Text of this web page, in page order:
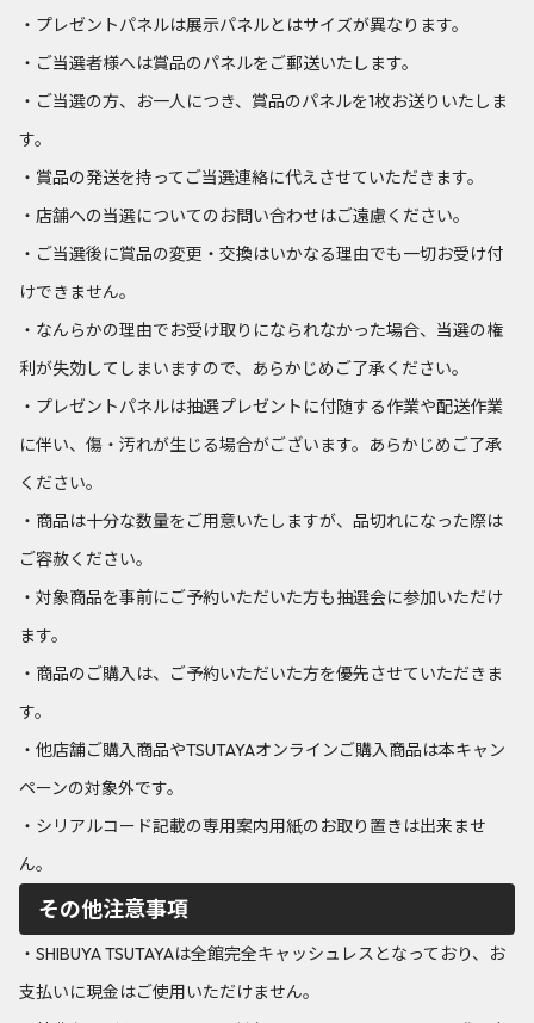
・プレゼントパネルは展示パネルとはサイズが異なります。
・ご当選者様へは賞品のパネルをご郵送いたします。
・ご当選の方、お一人につき、賞品のパネルを1枚お送りいたしま
す。
・賞品の発送を持ってご当選連絡に代えさせていただきます。
・店舗への当選についてのお問い合わせはご遠慮ください。
・ご当選後に賞品の変更・交換はいかなる理由でも一切お受け付
けできません。
・なんらかの理由でお受け取りになられなかった場合、当選の権
利が失効してしまいますので、あらかじめご了承ください。
・プレゼントパネルは抽選プレゼントに付随する作業や配送作業
に伴い、傷・汚れが生じる場合がございます。あらかじめご了承
ください。
・商品は十分な数量をご用意いたしますが、品切れになった際は
ご容赦ください。
・対象商品を事前にご予約いただいた方も抽選会に参加いただけ
ます。
・商品のご購入は、ご予約いただいた方を優先させていただきま
す。
・他店舗ご購入商品やTSUTAYAオンラインご購入商品は本キャン
ペーンの対象外です。
・シリアルコード記載の専用案内用紙のお取り置きは出来ませ
ん。
その他注意事項
・SHIBUYA TSUTAYAは全館完全キャッシュレスとなっており、お
支払いに現金はご使用いただけません。